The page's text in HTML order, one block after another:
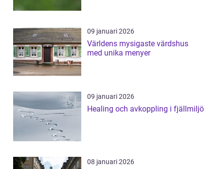
09 januari 2026
Världens mysigaste värdshus
med unika menyer
09 januari 2026
Healing och avkoppling i fjällmiljö
08 januari 2026